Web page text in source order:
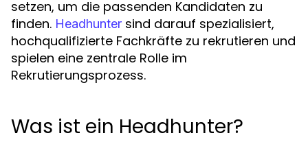
setzen, um die passenden Kandidaten zu
finden. Headhunter sind darauf spezialisiert,
hochqualifizierte Fachkräfte zu rekrutieren und
spielen eine zentrale Rolle im
Rekrutierungsprozess.
Was ist ein Headhunter?